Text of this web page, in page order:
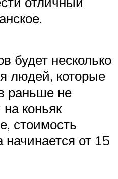
будет несколько
людей, которые
раньше не
коньяк
стоимость
начинается от 15